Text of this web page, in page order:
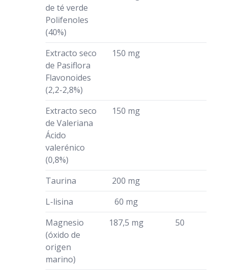
de té verde
Polifenoles
(40%)
Extracto seco
de Pasiflora
Flavonoides
(2,2-2,8%)
150 mg
Extracto seco
de Valeriana
Ácido
valerénico
(0,8%)
150 mg
Taurina
200 mg
L-lisina
60 mg
Magnesio
(óxido de
origen
marino)
187,5 mg 50